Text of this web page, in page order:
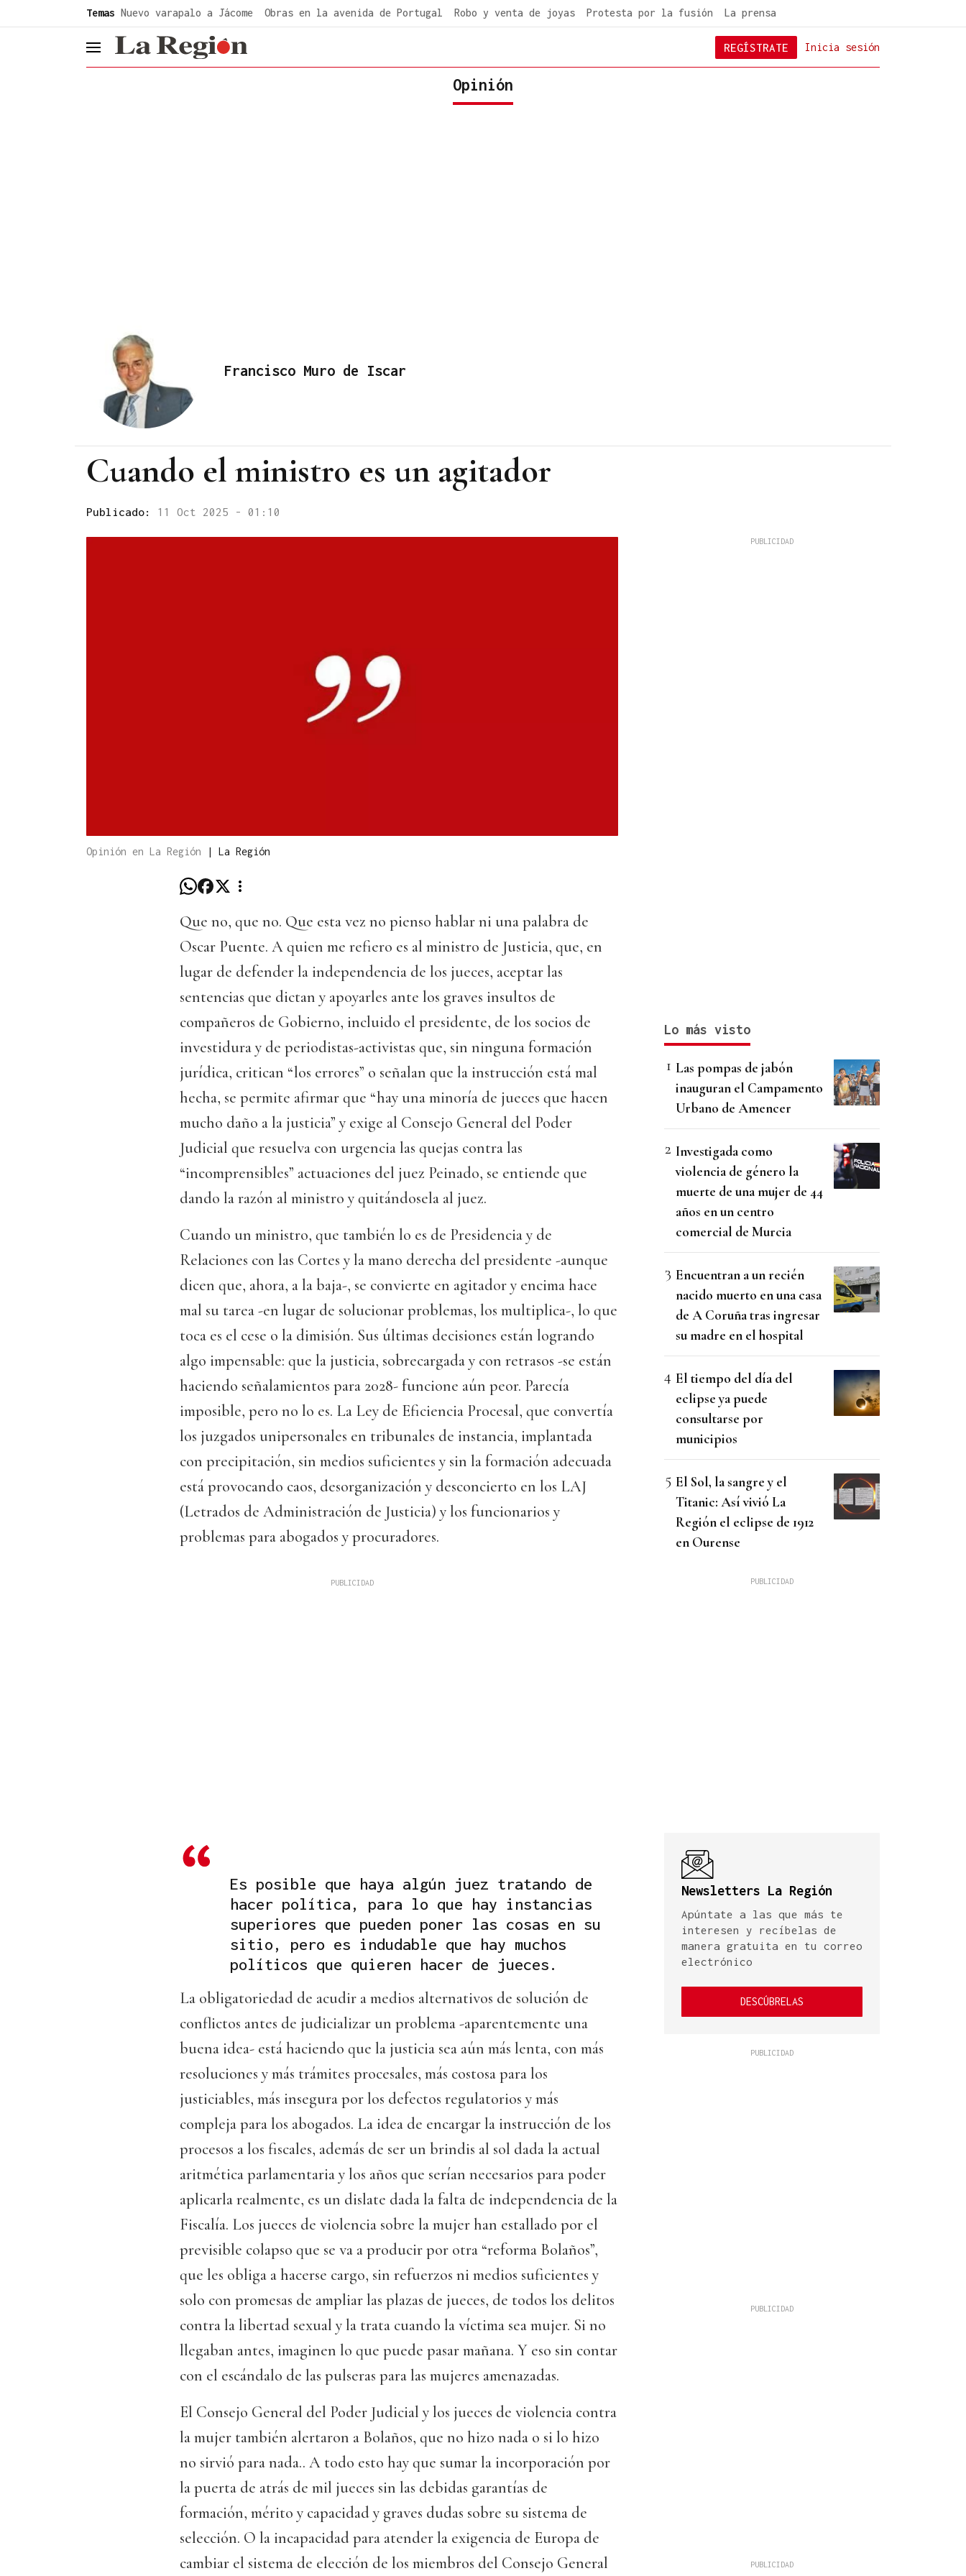
Temas Nuevo varapalo a Jácome Obras en la avenida de Portugal Robo y venta de joyas Protesta por la fusión La prensa
header.menu.open Inicia sesión
REGÍSTRATE
Opinión
Francisco Muro de Iscar
Cuando el ministro es un agitador
Publicado: 11 Oct 2025 - 01:10
Opinión en La Región | La Región
Que no, que no. Que esta vez no pienso hablar ni una palabra de
Oscar Puente. A quien me refiero es al ministro de Justicia, que, en
lugar de defender la independencia de los jueces, aceptar las
sentencias que dictan y apoyarles ante los graves insultos de
compañeros de Gobierno, incluido el presidente, de los socios de
investidura y de periodistas-activistas que, sin ninguna formación
jurídica, critican “los errores” o señalan que la instrucción está mal
hecha, se permite afirmar que “hay una minoría de jueces que hacen
mucho daño a la justicia” y exige al Consejo General del Poder
Judicial que resuelva con urgencia las quejas contra las
“incomprensibles” actuaciones del juez Peinado, se entiende que
dando la razón al ministro y quitándosela al juez.
Cuando un ministro, que también lo es de Presidencia y de
Relaciones con las Cortes y la mano derecha del presidente -aunque
dicen que, ahora, a la baja-, se convierte en agitador y encima hace
mal su tarea -en lugar de solucionar problemas, los multiplica-, lo que
toca es el cese o la dimisión. Sus últimas decisiones están logrando
algo impensable: que la justicia, sobrecargada y con retrasos -se están
haciendo señalamientos para 2028- funcione aún peor. Parecía
imposible, pero no lo es. La Ley de Eficiencia Procesal, que convertía
los juzgados unipersonales en tribunales de instancia, implantada
con precipitación, sin medios suficientes y sin la formación adecuada
está provocando caos, desorganización y desconcierto en los LAJ
(Letrados de Administración de Justicia) y los funcionarios y
problemas para abogados y procuradores.
Es posible que haya algún juez tratando de
hacer política, para lo que hay instancias
superiores que pueden poner las cosas en su
sitio, pero es indudable que hay muchos
políticos que quieren hacer de jueces.
La obligatoriedad de acudir a medios alternativos de solución de
conflictos antes de judicializar un problema -aparentemente una
buena idea- está haciendo que la justicia sea aún más lenta, con más
resoluciones y más trámites procesales, más costosa para los
justiciables, más insegura por los defectos regulatorios y más
compleja para los abogados. La idea de encargar la instrucción de los
procesos a los fiscales, además de ser un brindis al sol dada la actual
aritmética parlamentaria y los años que serían necesarios para poder
aplicarla realmente, es un dislate dada la falta de independencia de la
Fiscalía. Los jueces de violencia sobre la mujer han estallado por el
previsible colapso que se va a producir por otra “reforma Bolaños”,
que les obliga a hacerse cargo, sin refuerzos ni medios suficientes y
solo con promesas de ampliar las plazas de jueces, de todos los delitos
contra la libertad sexual y la trata cuando la víctima sea mujer. Si no
llegaban antes, imaginen lo que puede pasar mañana. Y eso sin contar
con el escándalo de las pulseras para las mujeres amenazadas.
El Consejo General del Poder Judicial y los jueces de violencia contra
la mujer también alertaron a Bolaños, que no hizo nada o si lo hizo
no sirvió para nada.. A todo esto hay que sumar la incorporación por
la puerta de atrás de mil jueces sin las debidas garantías de
formación, mérito y capacidad y graves dudas sobre su sistema de
selección. O la incapacidad para atender la exigencia de Europa de
cambiar el sistema de elección de los miembros del Consejo General
Lo más visto
Las pompas de jabón
inauguran el Campamento
Urbano de Amencer
Investigada como
violencia de género la
muerte de una mujer de 44
años en un centro
comercial de Murcia
Encuentran a un recién
nacido muerto en una casa
de A Coruña tras ingresar
su madre en el hospital
El tiempo del día del
eclipse ya puede
consultarse por
municipios
El Sol, la sangre y el
Titanic: Así vivió La
Región el eclipse de 1912
en Ourense
Newsletters La Región
Apúntate a las que más te
interesen y recíbelas de
manera gratuita en tu correo
electrónico
DESCÚBRELAS